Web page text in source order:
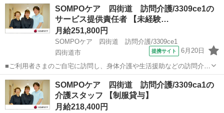
SOMPOケア 四街道 訪問介護/3309ce1の
サービス提供責任者 【未経験…
月給251,800円
SOMPOケア 四街道 訪問介護/3309ce1
四街道市
提携サイト 6月20日
■ご利用者さまのご自宅に訪問し、身体介護や生活援助などの訪問介護
サービスを提供します。 『住み慣れた自宅で暮らし続けたい』という
ご利用者さまの想いを支える、やりがいのある仕事です。 ～主なお仕
事～ ・介護計画の作成 ・ご家...
千葉 四街道市 ホームヘルパー
SOMPOケア 四街道 訪問介護/3309ca1の
介護スタッフ 【制服貸与】
月給218,400円